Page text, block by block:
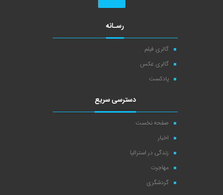
رسـانه
گالری فیلم
گالری عکس
پادکست
دسترسی سریع
صفحه نخست
اخبار
زندگی در استرالیا
مهاجرت
گردشگری